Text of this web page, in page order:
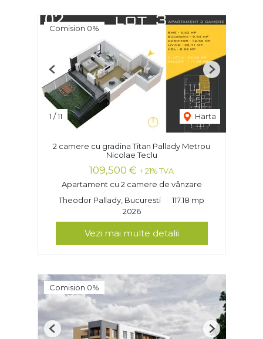
Comision 0%
1 /11 Harta
Previous Next
2 camere cu gradina Titan Pallady Metrou
Nicolae Teclu
109,500 € + 21% TVA
Apartament cu 2 camere de vânzare
Theodor Pallady, Bucuresti
117.18 mp
2026
Vezi mai multe detalii
Comision 0%
Previous Next